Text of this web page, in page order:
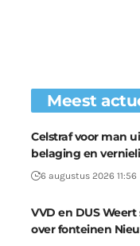
Meest
Celstraf voor man
belaging en
6 augustus 2026 11:56
VVD en DUS
over fonteinen